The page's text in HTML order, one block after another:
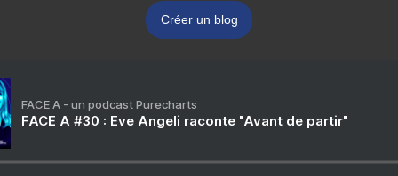
Créer un blog
FACE A - un podcast Purecharts
FACE A #30 : Eve Angeli raconte "Avant de partir"